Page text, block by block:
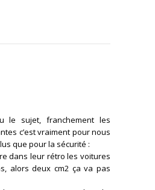
le sujet, franchement les
c’est vraiment pour nous
que pour la sécurité :
dans leur rétro les voitures
alors deux cm2 ça va pas